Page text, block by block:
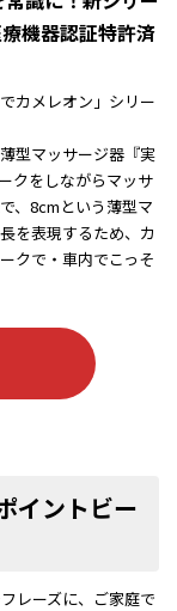
機器認証特許済
カメレオン」シリー
型マッサージ器『実
クをしながらマッサ
、8cmという薄型マ
を表現するため、カ
クで・車内でこっそ
イントビー
レーズに、ご家庭で